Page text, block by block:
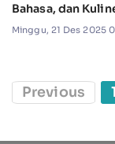
Bahasa, dan
Minggu, 21 Des 2025
Previous 1